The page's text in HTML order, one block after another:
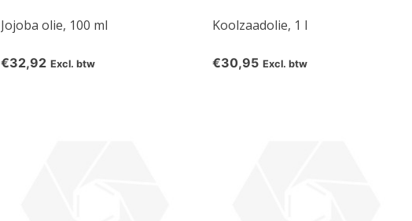
Jojoba olie, 100 ml
€32,92 Excl. btw
Koolzaadolie, 1 l
€30,95 Excl. btw